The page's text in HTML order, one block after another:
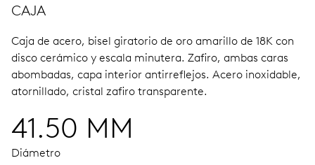
CAJA
Caja de acero, bisel giratorio de oro amarillo de 18K con
disco cerámico y escala minutera. Zafiro, ambas caras
abombadas, capa interior antirreflejos. Acero inoxidable,
atornillado, cristal zafiro transparente.
41.50 MM
Diámetro